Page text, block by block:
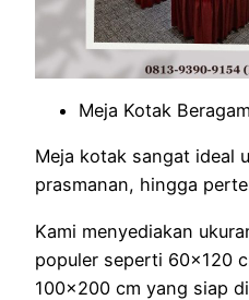
Meja Kotak
Meja kotak sangat ideal
prasmanan, hingga
Kami menyediakan
populer seperti 60×120
100×200 cm yang siap